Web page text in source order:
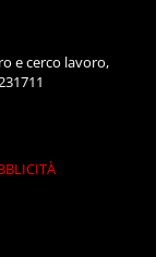
e cerco lavoro,